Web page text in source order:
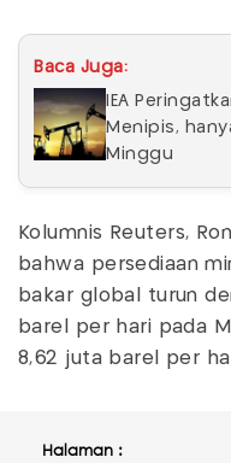
Baca Juga:
IEA
Menipis,
Minggu
Kolumnis Reuters,
bahwa persediaan
bakar global turun
barel per hari pada
8,62 juta barel per
Halaman :